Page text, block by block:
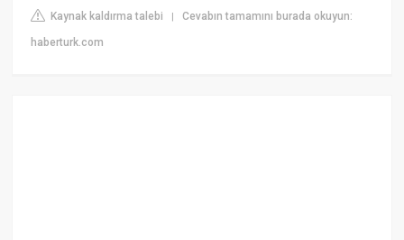
Kaynak kaldırma talebi |Cevabın tamamını burada okuyun:
haberturk.com